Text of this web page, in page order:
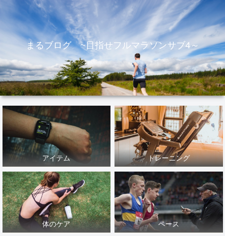
まるブログ ~目指せフルマラソンサブ4～
アイテム トレーニング
体のケア ペース